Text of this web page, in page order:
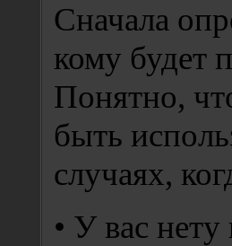
Сначала
кому будет
Понятно,
быть
случаях,
• У вас